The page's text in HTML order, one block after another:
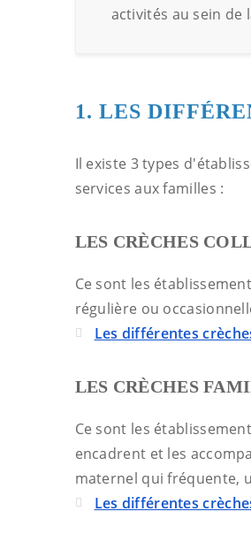
activités au sein de
1. LES
Il existe 3 types
services aux familles :
LES CRÈCHES
Ce sont les
régulière ou
Les différentes
LES CRÈCHES
Ce sont les
encadrent et les
maternel qui fréquente,
Les différentes